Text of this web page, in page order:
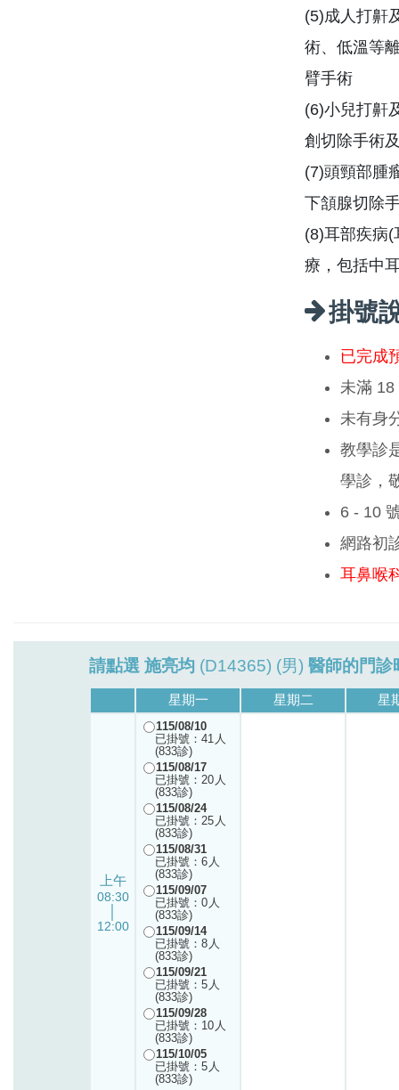
(5)成人打鼾
術、低溫等
臂手術
(6)小兒打鼾
創切除手術
(7)頭頸部腫
下頷腺切除
(8)耳部疾病
療，包括中
掛號
已完成
未滿 18
未有身
教學診
學診，
6 - 10
網路初
耳鼻喉